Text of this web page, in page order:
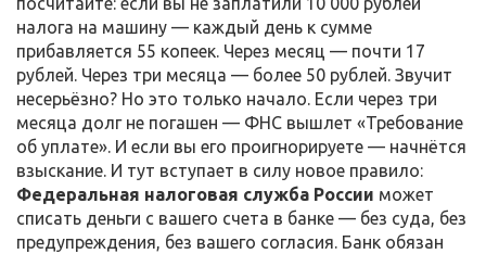
налога на машину — каждый день к сумме
прибавляется 55 копеек. Через месяц — почти 17
рублей. Через три месяца — более 50 рублей. Звучит
несерьёзно? Но это только начало. Если через три
месяца долг не погашен — ФНС вышлет «Требование
об уплате». И если вы его проигнорируете — начнётся
взыскание. И тут вступает в силу новое правило:
Федеральная налоговая служба России может
списать деньги с вашего счета в банке — без суда, без
предупреждения, без вашего согласия. Банк обязан